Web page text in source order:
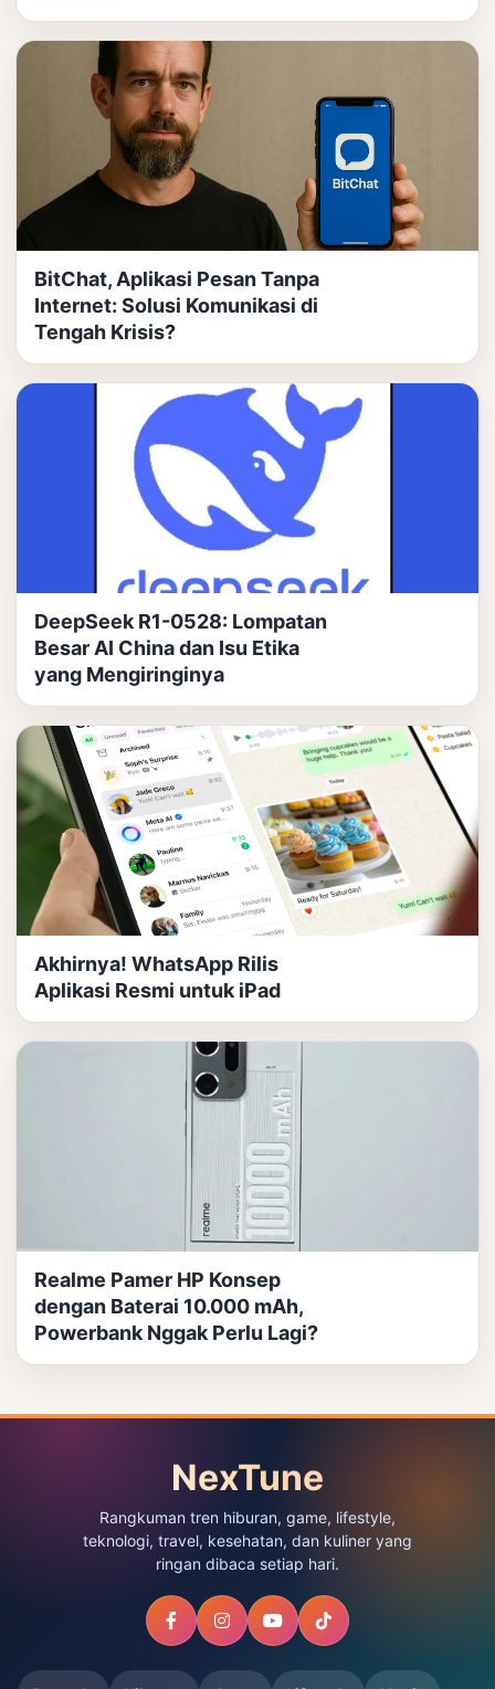
BitChat, Aplikasi Pesan Tanpa
Internet: Solusi Komunikasi di
Tengah Krisis?
DeepSeek R1-0528: Lompatan
Besar AI China dan Isu Etika
yang Mengiringinya
Akhirnya! WhatsApp Rilis
Aplikasi Resmi untuk iPad
Realme Pamer HP Konsep
dengan Baterai 10.000 mAh,
Powerbank Nggak Perlu Lagi?
NexTune
Rangkuman tren hiburan, game, lifestyle,
teknologi, travel, kesehatan, dan kuliner yang
ringan dibaca setiap hari.